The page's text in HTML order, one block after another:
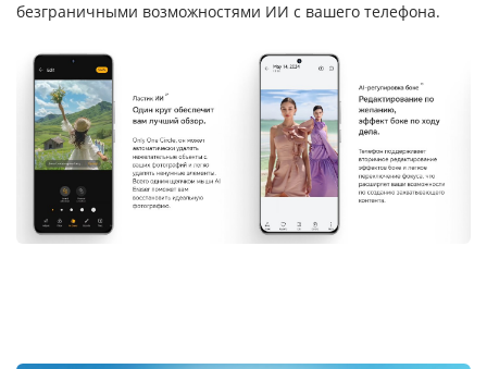
безграничными возможностями ИИ с вашего телефона.